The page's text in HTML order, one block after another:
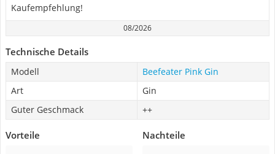
Kaufempfehlung!
08/2026
Technische Details
Modell
Beefeater Pink Gin
Art
Gin
Guter Geschmack
++
Vorteile Nachteile